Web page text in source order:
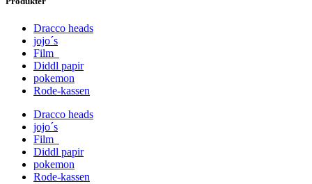
Dracco heads
jojo´s
Film
Diddl papir
pokemon
Rode-kassen
Dracco heads
jojo´s
Film
Diddl papir
pokemon
Rode-kassen